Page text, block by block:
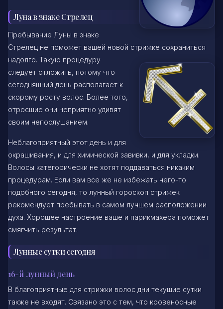
Луна в знаке Стрелец
Пребывание Луны в знаке
Стрелец не поможет вашей новой стрижке сохраниться
надолго. Такую процедуру
следует отложить, потому что
сегодняшний день располагает к
скорому росту волос. Более того,
отросшие они неприятно удивят
своим непослушанием.
Неблагоприятный этот день и для
окрашивания, и для химической завивки, и для укладки.
Волосы категорически не хотят поддаваться никаким
процедурам. Если вам все же не избежать чего-то
подобного сегодня, то лунный гороскоп стрижек
рекомендует пребывать в самом лучшем расположении
духа. Хорошее настроение ваше и парикмахера поможет
смягчить результат.
Лунные сутки сегодня
16-й лунный день
В благоприятные для стрижки волос дни текущие сутки
также не входят. Связано это с тем, что кровеносные